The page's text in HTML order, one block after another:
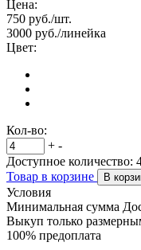
Цена:
750 руб./шт.
3000 руб./линейка
Цвет:
Кол-во:
+ -
Доступное количество:
Товар в корзине
В
Условия
Минимальная сумма
Выкуп только
100% предоплата